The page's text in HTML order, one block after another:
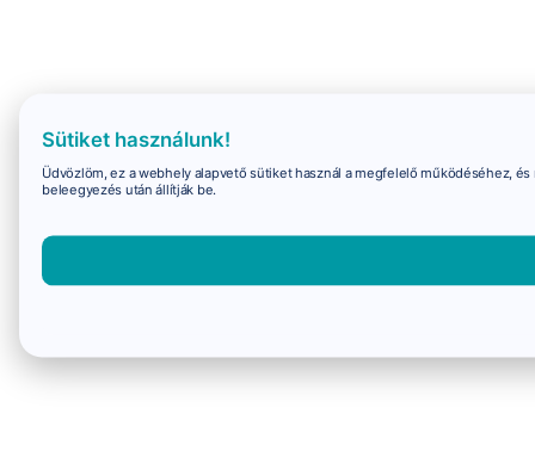
Sütiket használunk!
Üdvözlöm, ez a webhely alapvető sütiket használ a megfelelő működéséhez,
beleegyezés után állítják be.